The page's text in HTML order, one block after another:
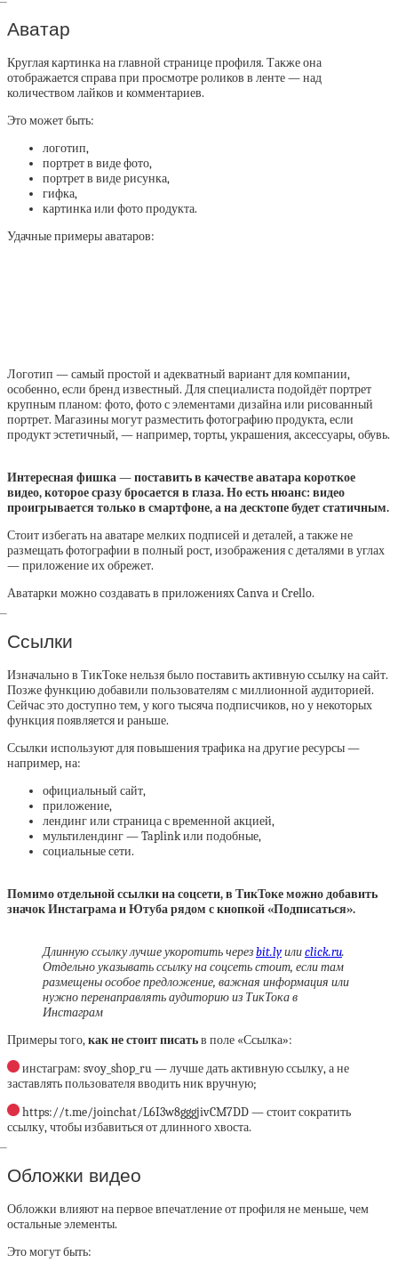
Аватар
Круглая картинка на главной странице профиля. Также она
отображается справа при просмотре роликов в ленте — над
количеством лайков и комментариев.
Это может быть:
логотип,
портрет в виде фото,
портрет в виде рисунка,
гифка,
картинка или фото продукта.
Удачные примеры аватаров:
Логотип — самый простой и адекватный вариант для компании,
особенно, если бренд известный. Для специалиста подойдёт портрет
крупным планом: фото, фото с элементами дизайна или рисованный
портрет. Магазины могут разместить фотографию продукта, если
продукт эстетичный, — например, торты, украшения, аксессуары, обувь.
Интересная фишка — поставить в качестве аватара короткое
видео, которое сразу бросается в глаза. Но есть нюанс: видео
проигрывается только в смартфоне, а на десктопе будет статичным.
Стоит избегать на аватаре мелких подписей и деталей, а также не
размещать фотографии в полный рост, изображения с деталями в углах
— приложение их обрежет.
Аватарки можно создавать в приложениях Canva и Crello.
Ссылки
Изначально в ТикТоке нельзя было поставить активную ссылку на сайт.
Позже функцию добавили пользователям с миллионной аудиторией.
Сейчас это доступно тем, у кого тысяча подписчиков, но у некоторых
функция появляется и раньше.
Ссылки используют для повышения трафика на другие ресурсы —
например, на:
официальный сайт,
приложение,
лендинг или страница с временной акцией,
мультилендинг — Taplink или подобные,
социальные сети.
Помимо отдельной ссылки на соцсети, в ТикТоке можно добавить
значок Инстаграма и Ютуба рядом с кнопкой «Подписаться».
Длинную ссылку лучше укоротить черезbit.lyилиclick.ru.
Отдельно указывать ссылку на соцсеть стоит, если там
размещены особое предложение, важная информация или
нужно перенаправлять аудиторию из ТикТока в
Инстаграм
Примеры того,как не стоит писатьв поле «Ссылка»:
инстаграм: svoy_shop_ru — лучше дать активную ссылку, а не
заставлять пользователя вводить ник вручную;
https://t.me/joinchat/L6I3w8gggjivCM7DD — стоит сократить
ссылку, чтобы избавиться от длинного хвоста.
Обложки видео
Обложки влияют на первое впечатление от профиля не меньше, чем
остальные элементы.
Это могут быть: